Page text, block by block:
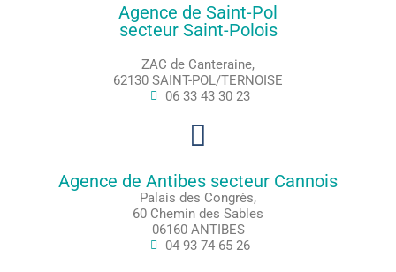
Agence de Saint-Pol
secteur Saint-Polois
ZAC de Canteraine,
62130 SAINT-POL/TERNOISE
06 33 43 30 23
Agence de Antibes secteur Cannois
Palais des Congrès,
60 Chemin des Sables
06160 ANTIBES
04 93 74 65 26